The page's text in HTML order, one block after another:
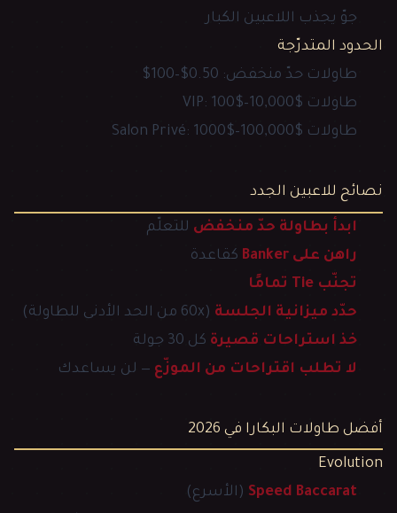
جوّ يجذب اللاعبين الكبار
الحدود المتدرّجة
طاولات حدّ منخفض: 0.50$–100$
طاولات VIP: 100$–10,000$
طاولات Salon Privé: 1000$–100,000$
نصائح للاعبين الجدد
ابدأ بطاولة حدّ منخفض للتعلّم
راهن على Banker
كقاعدة
تجنّب Tie تمامًا
حدّد ميزانية الجلسة (60x من الحد الأدنى للطاولة)
خذ استراحات قصيرة كل 30 جولة
لا تطلب اقتراحات من الموزّع — لن يساعدك
أفضل طاولات البكارا في 2026
Evolution
Speed Baccarat (الأسرع)